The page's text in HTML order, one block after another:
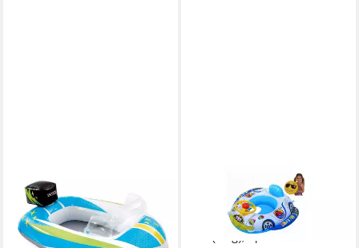
INTEX
Aufblasbare Schwimmfigur
Kinder-Schlauchboot /
Schwimmboot /
FESTIVALARTIKEL
Schwimmhilfe Aufblasbares
Kinderboot mit Lenkrad und
Ball (1-tlg), Spaß im Wasser